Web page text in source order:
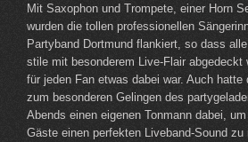
Mit Saxophon und Trompete, einer Horn
wurden die tollen professionellen
Partyband Dortmund flankiert, so dass
stile mit besonderem Live-Flair abgedeckt
für jeden Fan etwas dabei war. Auch hatte
zum besonderen Gelingen des
Abends einen eigenen Tonmann dabei,
Gäste einen perfekten Liveband-Sound